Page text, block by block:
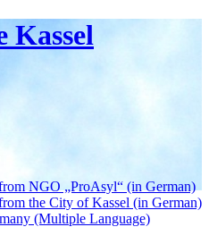
Kassel
NGO „ProAsyl“ (in German)
the City of Kassel (in German)
(Multiple Language)